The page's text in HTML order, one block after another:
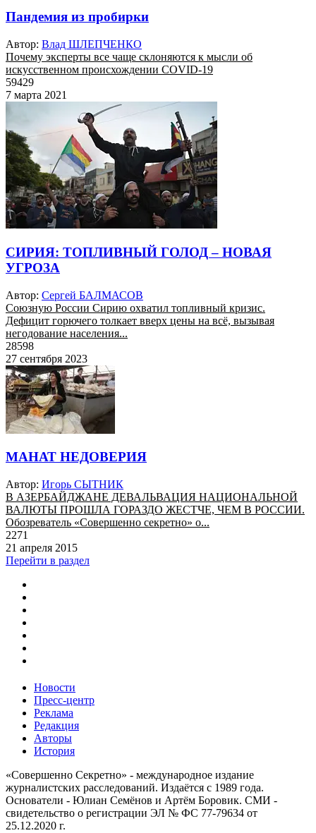
Пандемия из пробирки
Автор: Влад ШЛЕПЧЕНКО
Почему эксперты все чаще склоняются к мысли об
искусственном происхождении COVID-19
59429
7 марта 2021
СИРИЯ: ТОПЛИВНЫЙ ГОЛОД – НОВАЯ
УГРОЗА
Автор: Сергей БАЛМАСОВ
Союзную России Сирию охватил топливный кризис.
Дефицит горючего толкает вверх цены на всё, вызывая
негодование населения...
28598
27 сентября 2023
МАНАТ НЕДОВЕРИЯ
Автор: Игорь СЫТНИК
В АЗЕРБАЙДЖАНЕ ДЕВАЛЬВАЦИЯ НАЦИОНАЛЬНОЙ
ВАЛЮТЫ ПРОШЛА ГОРАЗДО ЖЕСТЧЕ, ЧЕМ В РОССИИ.
Обозреватель «Совершенно секретно» о...
2271
21 апреля 2015
Перейти в раздел
Новости
Пресс-центр
Реклама
Редакция
Авторы
История
«Совершенно Секретно» - международное издание
журналистских расследований. Издаётся с 1989 года.
Основатели - Юлиан Семёнов и Артём Боровик. CМИ -
свидетельство о регистрации ЭЛ № ФС 77-79634 от
25.12.2020 г.